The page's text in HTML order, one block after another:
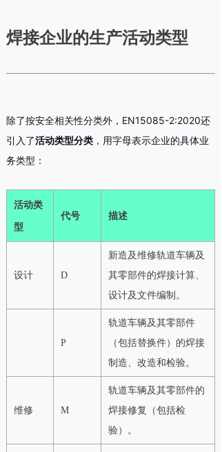
焊接企业的生产活动类型
除了按安全相关性分类外，EN15085-2:2020还
引入了活动类型分类 ，用字母表示企业的具体业
务类型：
活动类
型
代号 描述
设计 D
新造及维修轨道车辆及
其零部件的焊接计算、
设计及文件编制。
P
轨道车辆及其零部件
（包括替换件）的焊接
制造、改造和检验。
维修 M
轨道车辆及其零部件的
焊接修复（包括检
验）。